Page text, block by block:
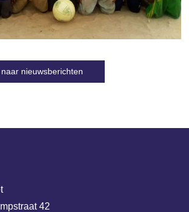
nieuwsberichten
42